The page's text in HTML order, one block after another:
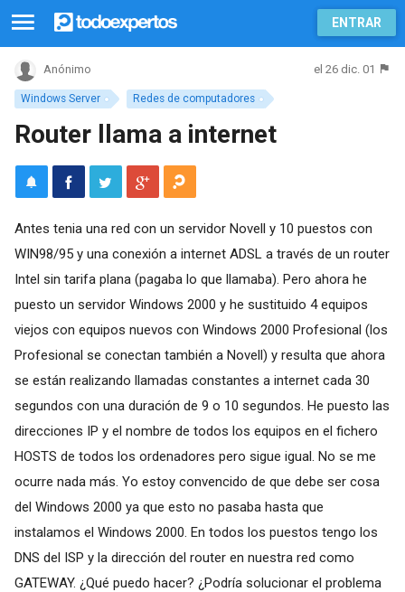
ENTRAR
Windows Server Redes de computadores
Anónimo el 26 dic. 01
Router llama a internet
Antes tenia una red con un servidor Novell y 10 puestos con
WIN98/95 y una conexión a internet ADSL a través de un router
Intel sin tarifa plana (pagaba lo que llamaba). Pero ahora he
puesto un servidor Windows 2000 y he sustituido 4 equipos
viejos con equipos nuevos con Windows 2000 Profesional (los
Profesional se conectan también a Novell) y resulta que ahora
se están realizando llamadas constantes a internet cada 30
segundos con una duración de 9 o 10 segundos. He puesto las
direcciones IP y el nombre de todos los equipos en el fichero
HOSTS de todos los ordenadores pero sigue igual. No se me
ocurre nada más. Yo estoy convencido de que debe ser cosa
del Windows 2000 ya que esto no pasaba hasta que
instalamos el Windows 2000. En todos los puestos tengo los
DNS del ISP y la dirección del router en nuestra red como
GATEWAY. ¿Qué puedo hacer? ¿Podría solucionar el problema